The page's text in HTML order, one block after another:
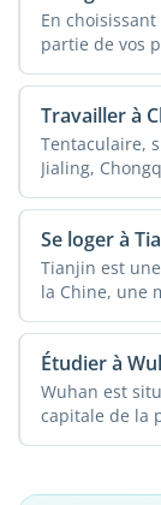
En
partie de vos
Travailler à
Tentaculaire,
Jialing,
Se loger à
Tianjin est
la Chine, une
Étudier à
Wuhan est
capitale de la